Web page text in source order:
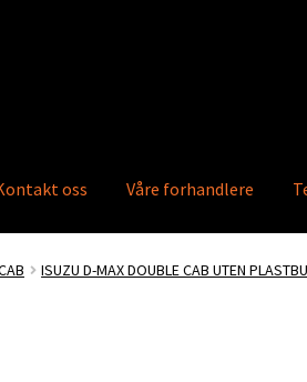
oss Våre forhandlere
InfoVåre forhandlere Ordre
ISUZU D-MAX DOUBLE CAB UTEN